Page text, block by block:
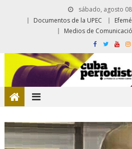
sábado, agosto
Documentos de la UPEC
Medios de